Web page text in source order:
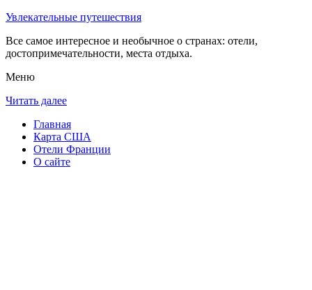
Увлекательные путешествия
Все самое интересное и необычное о странах: отели,
достопримечательности, места отдыха.
Меню
Читать далее
Главная
Карта США
Отели Франции
О сайте